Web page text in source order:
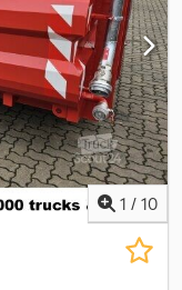
1 / 10